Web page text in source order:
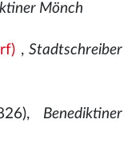
Mönch
,Stadtschreiber
Benediktiner